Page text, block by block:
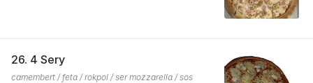
26. 4 Sery
camembert / feta / rokpol / ser mozzarella / sos